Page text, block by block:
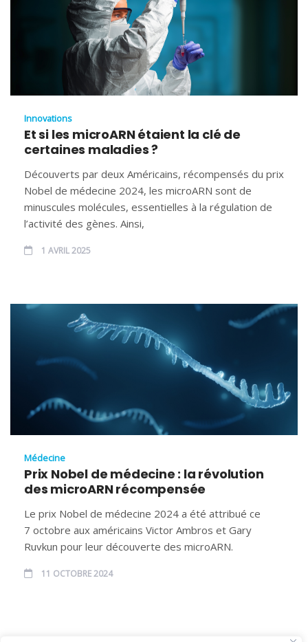
Innovations
Et si les microARN étaient la clé de
certaines maladies ?
Découverts par deux Américains, récompensés du prix
Nobel de médecine 2024, les microARN sont de
minuscules molécules, essentielles à la régulation de
l’activité des gènes. Ainsi,
1 AVRIL 2025
Médecine
Prix Nobel de médecine : la révolution
des microARN récompensée
Le prix Nobel de médecine 2024 a été attribué ce
7 octobre aux américains Victor Ambros et Gary
Ruvkun pour leur découverte des microARN.
11 OCTOBRE 2024